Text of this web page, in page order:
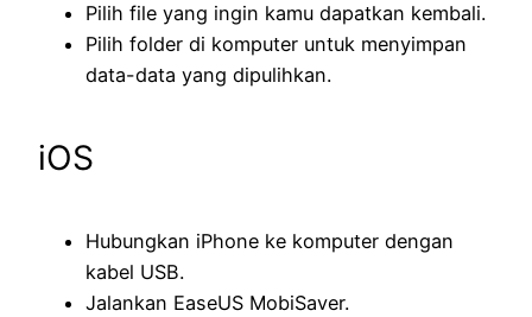
Pilih file yang ingin kamu dapatkan kembali.
Pilih folder di komputer untuk menyimpan
data-data yang dipulihkan.
iOS
Hubungkan iPhone ke komputer dengan
kabel USB.
Jalankan EaseUS MobiSaver.